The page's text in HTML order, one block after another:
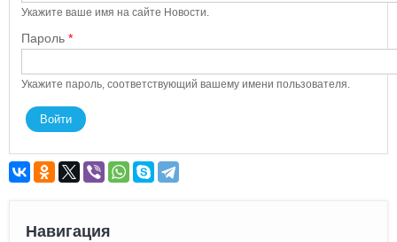
Укажите ваше имя на сайте Новости.
Пароль *
Укажите пароль, соответствующий вашему имени пользователя.
Навигация